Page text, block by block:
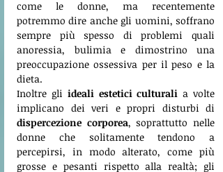
come le donne, ma recentemente
potremmo dire anche gli uomini, soffrano
sempre più spesso di problemi quali
anoressia, bulimia e dimostrino una
preoccupazione ossessiva per il peso e la
dieta.
Inoltre gli ideali estetici culturali a volte
dispercezione corporea, soprattutto nelle
donne che solitamente tendono a
percepirsi, in modo alterato, come più
grosse e pesanti rispetto alla realtà; gli